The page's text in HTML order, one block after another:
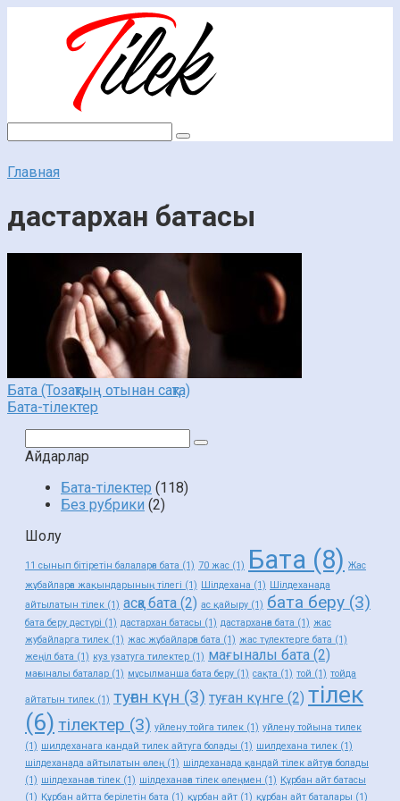
Главная
дастархан батасы
Бата (Тозақтың отынан сақта)
Бата-тілектер
Айдарлар
Бата-тілектер (118)
Без рубрики (2)
Шолу
11 сынып бітіретін балаларға бата (1) 70 жас (1) Бата (8) Жас
жұбайларға жақындарының тілегі (1) Шілдехана (1) Шілдеханада
айтылатын тілек (1) асқа бата (2) ас қайыру (1) бата беру (3)
бата беру дәстүрі (1) дастархан батасы (1) дастарханға бата (1) жас
жубайларга тилек (1) жас жұбайларға бата (1) жас түлектерге бата (1)
жеңіл бата (1) куз узатуга тилектер (1) мағыналы бата (2)
мағыналы баталар (1) мұсылманша бата беру (1) сақта (1) той (1) тойда
айтатын тилек (1) туған күн (3) туған күнге (2) тілек
(6) тілектер (3) уйлену тойга тилек (1) уйлену тойына тилек
(1) шилдеханага кандай тилек айтуга болады (1) шилдехана тилек (1)
шілдеханада айтылатын өлең (1) шілдеханада қандай тілек айтуға болады
(1) шілдеханаға тілек (1) шілдеханаға тілек өлеңмен (1) Құрбан айт батасы
(1) Құрбан айтта берілетін бата (1) құрбан айт (1) құрбан айт баталары (1)